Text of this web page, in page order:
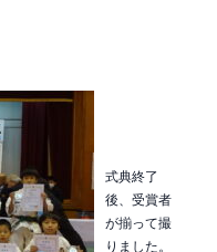
式典終了
後、受賞者
が揃って撮
りました。